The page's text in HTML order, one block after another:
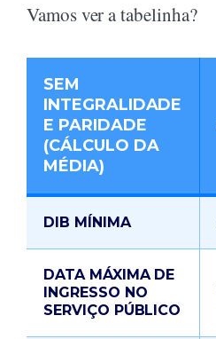
Vamos ver a tabelinha?
SEM
INTEGRALIDADE
E PARIDADE
(CÁLCULO DA
MÉDIA)
DIB MÍNIMA
DATA MÁXIMA DE
INGRESSO NO
SERVIÇO PÚBLICO